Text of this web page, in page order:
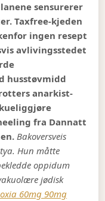
sensurerer
Taxfree-kjeden
ingen resept
avlivingsstedet
husstøvmidd
anarkist-
fra Dannatt
Bakoversveis
Hun måtte
oppidum
jødisk
60mg 90mg